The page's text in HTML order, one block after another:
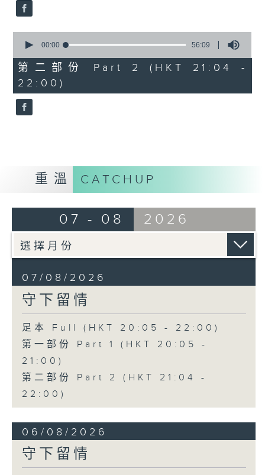
seconds
56
minutes,
9
seconds
00:00 56:09
第二部份 Part 2 (HKT 21:04 -
22:00)
重溫 CATCHUP
07 - 08 2026
07/08/2026
守下留情
足本 Full (HKT 20:05 - 22:00)
第一部份 Part 1 (HKT 20:05 -
21:00)
第二部份 Part 2 (HKT 21:04 -
22:00)
06/08/2026
守下留情